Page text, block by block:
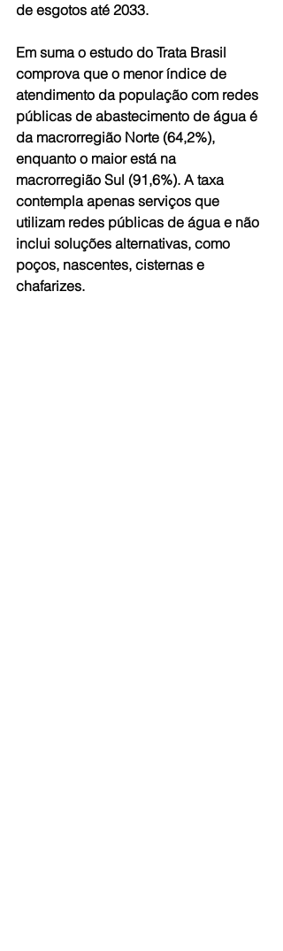
de esgotos até 2033.
Em suma o estudo do Trata Brasil
comprova que o menor índice de
atendimento da população com redes
públicas de abastecimento de água é
da macrorregião Norte (64,2%),
enquanto o maior está na
macrorregião Sul (91,6%). A taxa
contempla apenas serviços que
utilizam redes públicas de água e não
inclui soluções alternativas, como
poços, nascentes, cisternas e
chafarizes.